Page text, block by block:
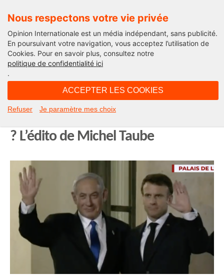
Nous respectons votre vie privée
Opinion Internationale est un média indépendant, sans publicité.
En poursuivant votre navigation, vous acceptez l’utilisation de
Cookies. Pour en savoir plus, consultez notre
politique de confidentialité ici
.
ACCEPTER LES COOKIES
Refuser Je paramètre mes choix
Abraham XXI
Netanyahou en France : et si Paris
? L’édito de Michel Taube